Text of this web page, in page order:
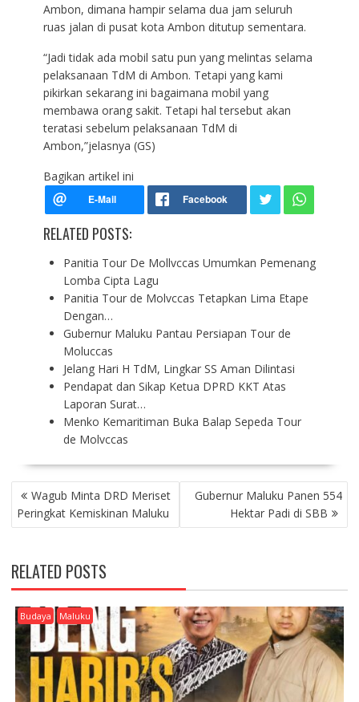
Ambon, dimana hampir selama dua jam seluruh
ruas jalan di pusat kota Ambon ditutup sementara.
“Jadi tidak ada mobil satu pun yang melintas selama
pelaksanaan TdM di Ambon. Tetapi yang kami
pikirkan sekarang ini bagaimana mobil yang
membawa orang sakit. Tetapi hal tersebut akan
teratasi sebelum pelaksanaan TdM di
Ambon,”jelasnya (GS)
Bagikan artikel ini
RELATED POSTS:
Panitia Tour De Mollvccas Umumkan Pemenang
Lomba Cipta Lagu
Panitia Tour de Molvccas Tetapkan Lima Etape
Dengan…
Gubernur Maluku Pantau Persiapan Tour de
Moluccas
Jelang Hari H TdM, Lingkar SS Aman Dilintasi
Pendapat dan Sikap Ketua DPRD KKT Atas
Laporan Surat…
Menko Kemaritiman Buka Balap Sepeda Tour
de Molvccas
P
O
S
N
A
V
G
A
T
Wagub Minta DRD Meriset
Peringkat Kemiskinan Maluku
Gubernur Maluku Panen 554
Hektar Padi di SBB
RELATED POSTS
Budaya Maluku